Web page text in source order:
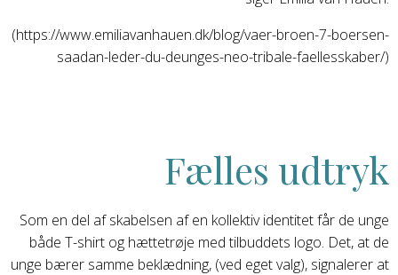
(https://www.emiliavanhauen.dk/blog/vaer-broen-7-boersen-
saadan-leder-du-deunges-neo-tribale-faellesskaber/)
Fælles udtryk
Som en del af skabelsen af en kollektiv identitet får de unge
både T-shirt og hættetrøje med tilbuddets logo. Det, at de
unge bærer samme beklædning, (ved eget valg), signalerer at